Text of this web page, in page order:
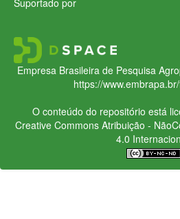
Empresa Brasileira de Pesquisa
https://
O conteúdo do repositório está
Creative CommonsAtribuição -
4.0